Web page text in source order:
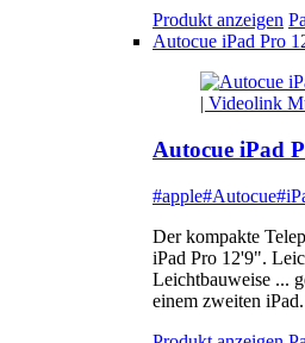
Produkt anzeigen
Autocue iPad Pro
Autocue iPad
#apple#Autocue
Der kompakte
iPad Pro 12'9".
Leichtbauweise ...
einem zweiten